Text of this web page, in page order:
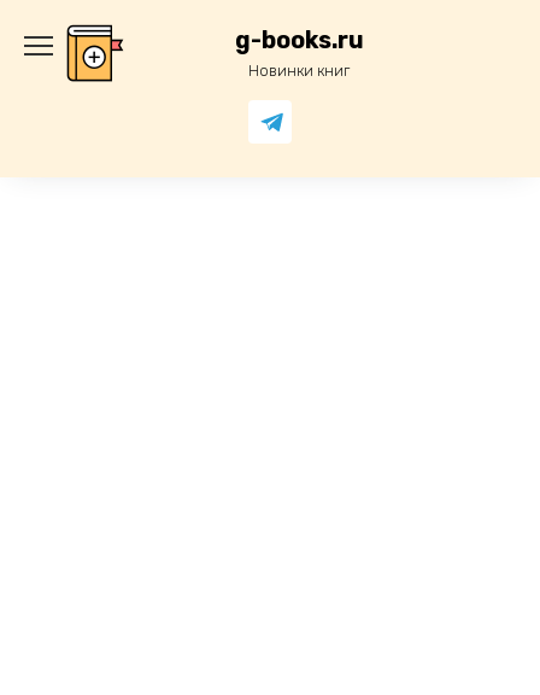
содержанию
g-books.ru
Новинки книг